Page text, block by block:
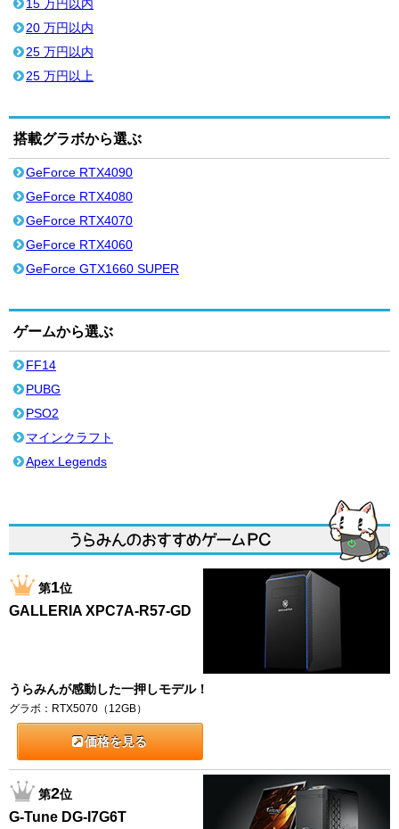
15 万円以内
20 万円以内
25 万円以内
25 万円以上
搭載グラボから選ぶ
GeForce RTX4090
GeForce RTX4080
GeForce RTX4070
GeForce RTX4060
GeForce GTX1660 SUPER
ゲームから選ぶ
FF14
PUBG
PSO2
マインクラフト
Apex Legends
第1位
GALLERIA XPC7A-R57-GD
うらみんが感動した一押しモデル！
グラボ：RTX5070（12GB）
価格を見る
第2位
G-Tune DG-I7G6T